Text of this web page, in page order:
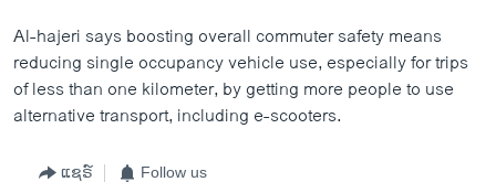
Al-hajeri says boosting overall commuter safety means
reducing single occupancy vehicle use, especially for trips
of less than one kilometer, by getting more people to use
alternative transport, including e-scooters.
ແຊຣ໌ Follow us